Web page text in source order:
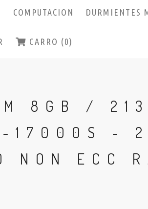
COMPUTACION DURMIENTES
CARRO (0)
8GB /
17000S -
NON ECC